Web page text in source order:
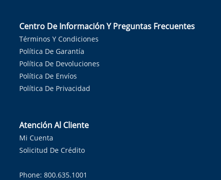
Centro De Información Y Preguntas Frecuentes
Términos Y Condiciones
Política De Garantía
Política De Devoluciones
Política De Envíos
Política De Privacidad
Atención Al Cliente
Mi Cuenta
Solicitud De Crédito
Phone: 800.635.1001